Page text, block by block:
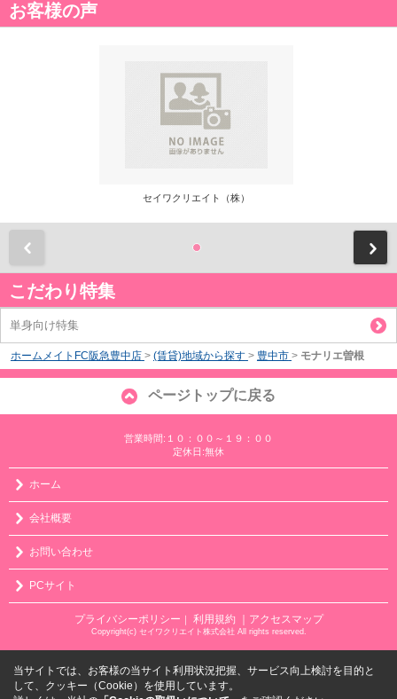
お客様の声
セイワクリエイト（株）
こだわり特集
単身向け特集
ホームメイトFC阪急豊中店 > (賃貸)地域から探す > 豊中市 > モナリエ曽根
ページトップに戻る
営業時間:１０：００～１９：００
定休日:無休
ホーム
会社概要
お問い合わせ
PCサイト
プライバシーポリシー 利用規約 ｜アクセスマップ
Copyright(c) セイワクリエイト株式会社 All rights reserved.
当サイトでは、お客様の当サイト利用状況把握、サービス向上検討を目的と
して、クッキー（Cookie）を使用しています。